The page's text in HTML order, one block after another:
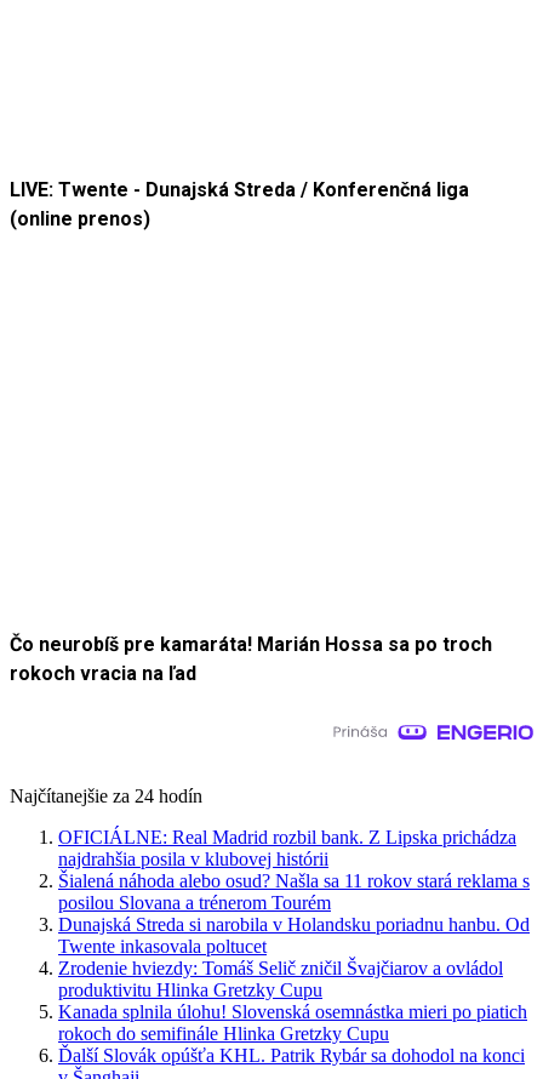
LIVE: Twente - Dunajská Streda / Konferenčná liga
(online prenos)
Čo neurobíš pre kamaráta! Marián Hossa sa po troch
rokoch vracia na ľad
Najčítanejšie za 24 hodín
OFICIÁLNE: Real Madrid rozbil bank. Z Lipska prichádza
najdrahšia posila v klubovej histórii
Šialená náhoda alebo osud? Našla sa 11 rokov stará reklama s
posilou Slovana a trénerom Tourém
Dunajská Streda si narobila v Holandsku poriadnu hanbu. Od
Twente inkasovala poltucet
Zrodenie hviezdy: Tomáš Selič zničil Švajčiarov a ovládol
produktivitu Hlinka Gretzky Cupu
Kanada splnila úlohu! Slovenská osemnástka mieri po piatich
rokoch do semifinále Hlinka Gretzky Cupu
Ďalší Slovák opúšťa KHL. Patrik Rybár sa dohodol na konci